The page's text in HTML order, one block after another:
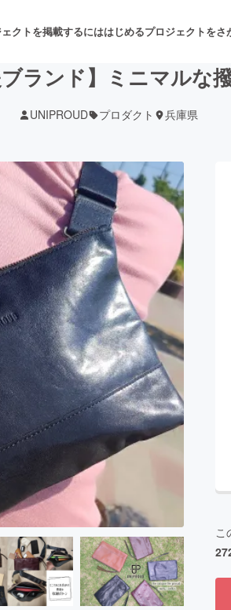
クトを掲載するにははじめるプロジェクトをさ
舞台・パフォ
ービス開発 フード・飲食
版 アニメ・漫画
ビューティー
for Social GoodCAMPFIRE Creation
ふるさと納税machi-yaコミュニティ
ブランド】ミニマルな
UNIPROUD プロダクト 兵庫県
こ